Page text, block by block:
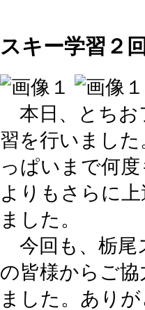
スキー学習２
本日、とちお
習を行いまし
っぱいまで何
よりもさらに
ました。
今回も、栃尾
の皆様からご
ました。あり